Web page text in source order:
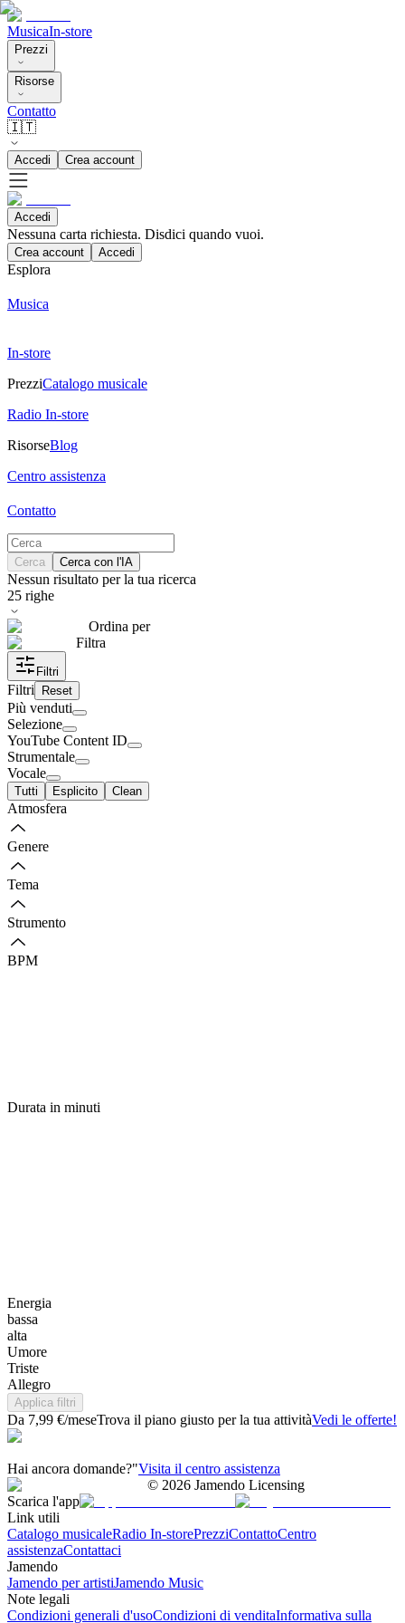
MusicaIn-store
Prezzi
Risorse
Contatto
🇮🇹
Accedi Crea account
Accedi
Nessuna carta richiesta. Disdici quando vuoi.
Crea account Accedi
Esplora
Musica
In-store
PrezziCatalogo musicale
Radio In-store
RisorseBlog
Centro assistenza
Contatto
Cerca Cerca con l'IA
Nessun risultato per la tua ricerca
25 righe
Ordina per
Filtra
Filtri
Filtri Reset
Più venduti
Selezione
YouTube Content ID
Strumentale
Vocale
Tutti Esplicito Clean
Atmosfera
Genere
Tema
Strumento
BPM
Durata in minuti
Energia
bassa
alta
Umore
Triste
Allegro
Applica filtri
Da 7,99 €/meseTrova il piano giusto per la tua attivitàVedi le offerte!
Hai ancora domande?"Visita il centro assistenza
© 2026 Jamendo Licensing
Scarica l'app
Link utili
Catalogo musicaleRadio In-storePrezziContattoCentro
assistenzaContattaci
Jamendo
Jamendo per artistiJamendo Music
Note legali
Condizioni generali d'usoCondizioni di venditaInformativa sulla